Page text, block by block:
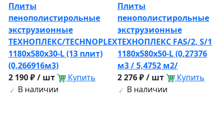
Плиты
пенополистирольные
экструзионные
ТЕХНОПЛЕКС/TECHNOPLEX
1180х580х30-L (13 плит)
(0,266916м3)
2 190 ₽ / шт
Купить
В наличии
Плиты
пенополистирольные
экструзионные
ТЕХНОПЛЕКС FAS/2, S/1
1180х580х50-L (0,27376
м3 / 5,4752 м2/
2 276 ₽ / шт
Купить
В наличии